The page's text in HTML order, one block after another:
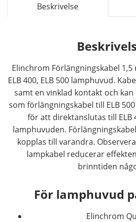
Beskrivelse
Elinchrom Förlängningskabel
ELB 400, ELB 500 lamphuvud.
samt en vinklad kontakt och
som förlängningskabel till ELB
för att direktanslutas till ELB
lamphuvuden.
kopplas till varandra.
lampkabel reducerar
brinntiden
För lamphuvud
Elinchrom